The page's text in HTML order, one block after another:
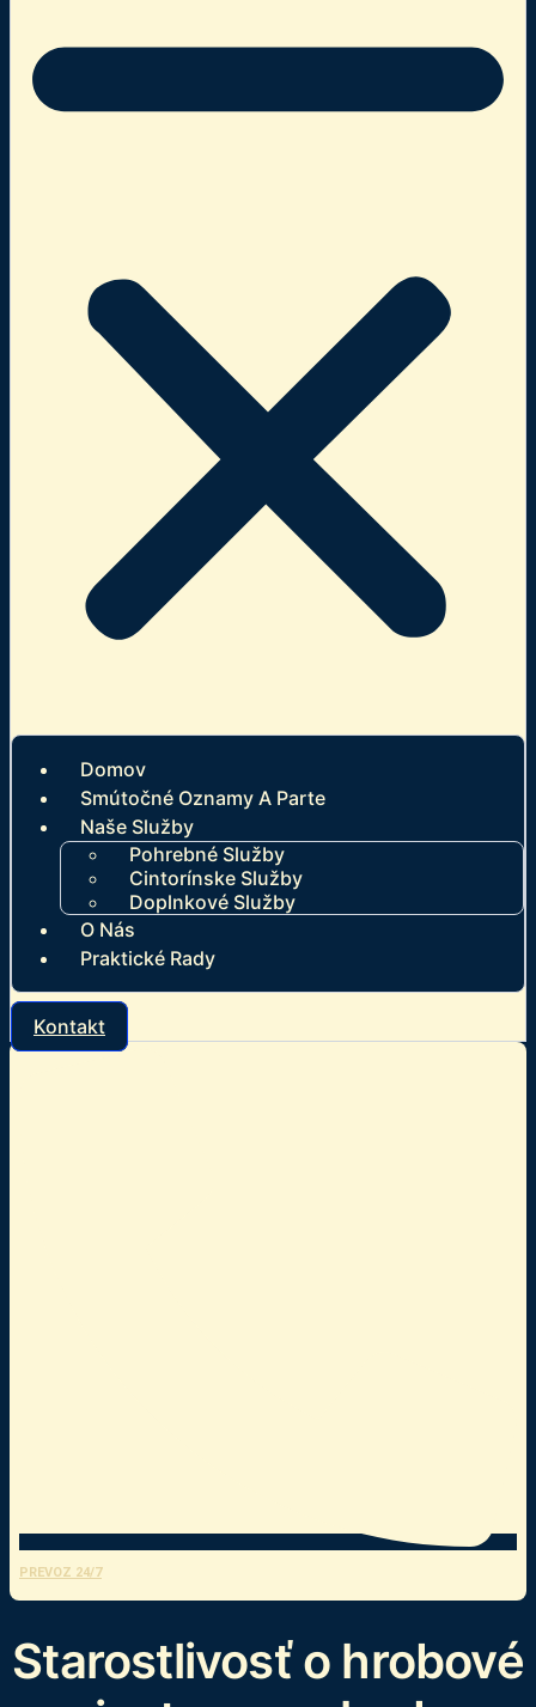
Domov
Smútočné Oznamy A Parte
Naše Služby
Pohrebné Služby
Cintorínske Služby
Doplnkové Služby
O Nás
Praktické Rady
Kontakt
PREVOZ 24/7
Starostlivosť o hrobové